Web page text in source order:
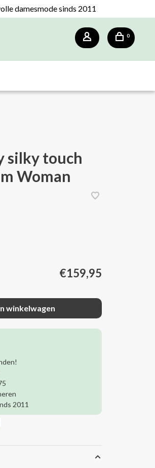
damesmode sinds 2011
0
silky touch
Woman
€159,95
winkelwagen
2011